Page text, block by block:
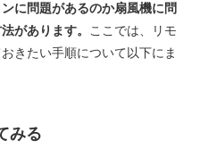
ンに問題があるのか扇風機に問
があります。
ここでは、リモ
きたい手順について以下にま
みる